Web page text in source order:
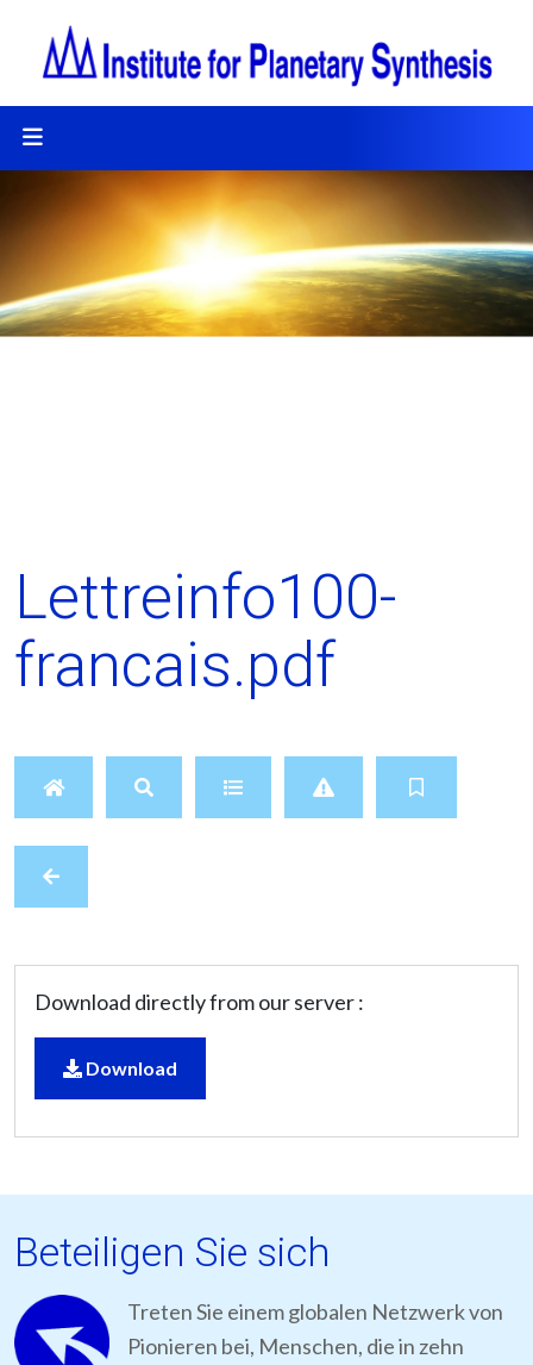
Lettreinfo100-
francais.pdf
Download directly from our server :
Download
Beteiligen Sie sich
Treten Sie einem globalen Netzwerk von
Pionieren bei, Menschen, die in zehn